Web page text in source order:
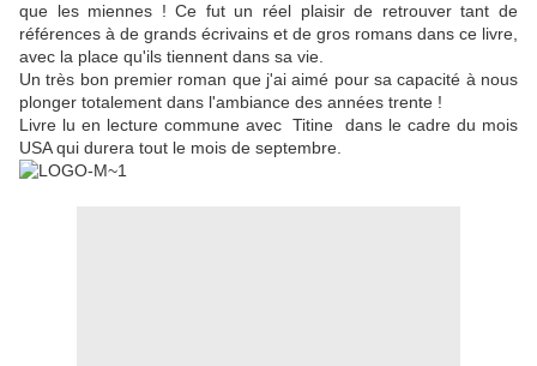
que les miennes ! Ce fut un réel plaisir de retrouver tant de
références à de grands écrivains et de gros romans dans ce livre,
avec la place qu'ils tiennent dans sa vie.
Un très bon premier roman que j'ai aimé pour sa capacité à nous
plonger totalement dans l'ambiance des années trente !
Livre lu en lecture commune avec Titine dans le cadre du mois
USA qui durera tout le mois de septembre.